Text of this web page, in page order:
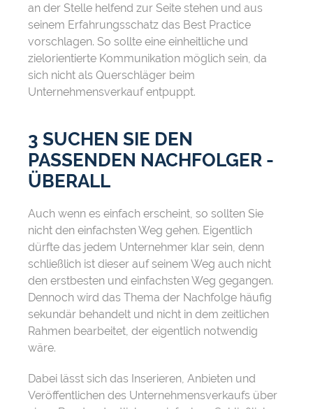
an der Stelle helfend zur Seite stehen und aus
seinem Erfahrungsschatz das Best Practice
vorschlagen. So sollte eine einheitliche und
zielorientierte Kommunikation möglich sein, da
sich nicht als Querschläger beim
Unternehmensverkauf entpuppt.
3 SUCHEN SIE DEN
PASSENDEN NACHFOLGER -
ÜBERALL
Auch wenn es einfach erscheint, so sollten Sie
nicht den einfachsten Weg gehen. Eigentlich
dürfte das jedem Unternehmer klar sein, denn
schließlich ist dieser auf seinem Weg auch nicht
den erstbesten und einfachsten Weg gegangen.
Dennoch wird das Thema der Nachfolge häufig
sekundär behandelt und nicht in dem zeitlichen
Rahmen bearbeitet, der eigentlich notwendig
wäre.
Dabei lässt sich das Inserieren, Anbieten und
Veröffentlichen des Unternehmensverkaufs über